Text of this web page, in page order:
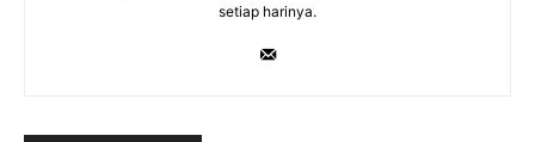
setiap harinya.